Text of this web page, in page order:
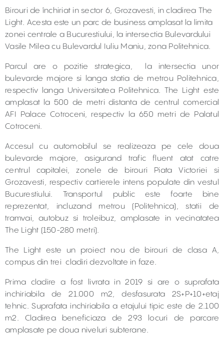
Birouri de închiriat in sector 6, Grozavesti, in cladirea The
Light. Acesta este un parc de business amplasat la limita
zonei centrale a Bucurestiului, la intersectia Bulevardului
Vasile Milea cu Bulevardul Iuliu Maniu, zona Politehnica.
Parcul are o pozitie strategica, la intersectia unor
bulevarde majore si langa statia de metrou Politehnica,
respectiv langa Universitatea Politehnica. The Light este
amplasat la 500 de metri distanta de centrul comercial
AFI Palace Cotroceni, respectiv la 650 metri de Palatul
Cotroceni.
Accesul cu automobilul se realizeaza pe cele doua
bulevarde majore, asigurand trafic fluent atat catre
centrul capitalei, zonele de birouri Piata Victoriei si
Grozavesti, respectiv cartierele intens populate din vestul
Bucurestiului. Transportul public este foarte bine
reprezentat, incluzand metrou (Politehnica), statii de
tramvai, autobuz si troleibuz, amplasate in vecinatatea
The Light (150-280 metri).
The Light este un proiect nou de birouri de clasa A,
compus din trei cladiri dezvoltate in faze.
Prima cladire a fost livrata in 2019 si are o suprafata
inchiriabila de 21.000 m2, desfasurata 2S+P+10+etaj
tehnic. Suprafata inchiriabila a etajului tipic este de 2.100
m2. Cladirea beneficiaza de 293 locuri de parcare
amplasate pe doua niveluri subterane.